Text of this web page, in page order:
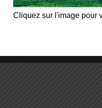
Cliquez sur l'image pour